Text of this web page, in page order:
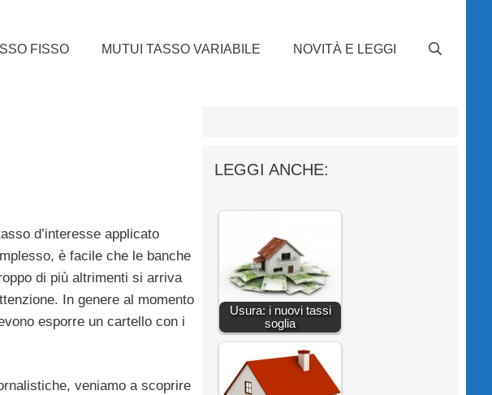
FISSO MUTUI TASSO VARIABILE NOVITÀ E LEGGI
d’interesse applicato
è facile che le banche
di più altrimenti si arriva
In genere al momento
esporre un cartello con i
veniamo a scoprire
LEGGI ANCHE:
Usura: i nuovi tassi
soglia